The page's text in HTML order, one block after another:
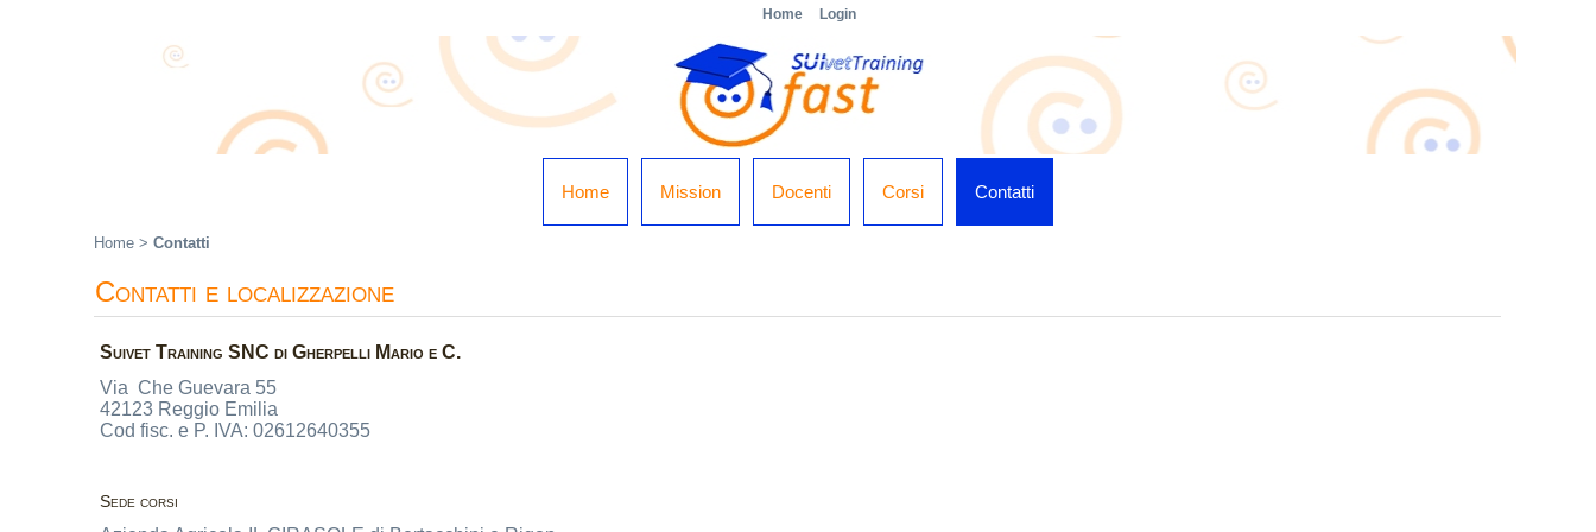
Home Mission Docenti Corsi Contatti
Home >Contatti
Contatti e localizzazione
Suivet Training SNC di Gherpelli Mario e C.
Via Che Guevara 55
42123 Reggio Emilia
Cod fisc. e P. IVA: 02612640355
Sede corsi
Home Login